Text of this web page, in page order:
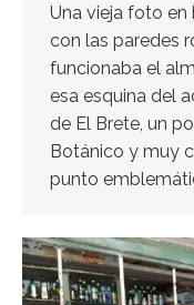
Una vieja foto
con las paredes
funcionaba el
esa esquina del
de El Brete, un
Botánico y muy
punto